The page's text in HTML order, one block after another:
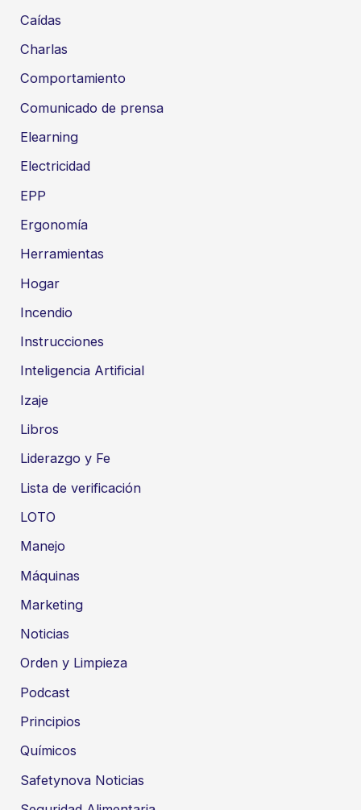
Caídas
Charlas
Comportamiento
Comunicado de prensa
Elearning
Electricidad
EPP
Ergonomía
Herramientas
Hogar
Incendio
Instrucciones
Inteligencia Artificial
Izaje
Libros
Liderazgo y Fe
Lista de verificación
LOTO
Manejo
Máquinas
Marketing
Noticias
Orden y Limpieza
Podcast
Principios
Químicos
Safetynova Noticias